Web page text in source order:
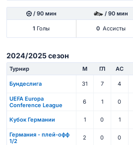
/ 90 мин / 90 мин
1 Голы 0 Ассисты
2024/2025 сезон
Турнир М ГЛ АС
Бундеслига 31 7 4
UEFA Europa
Conference League
6 1 0
Кубок Германии 1 0 1
Германия - плей-офф
1/2
2 0 0